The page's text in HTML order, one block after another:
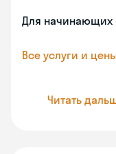
Для начинающих
Все услуги и
Читать